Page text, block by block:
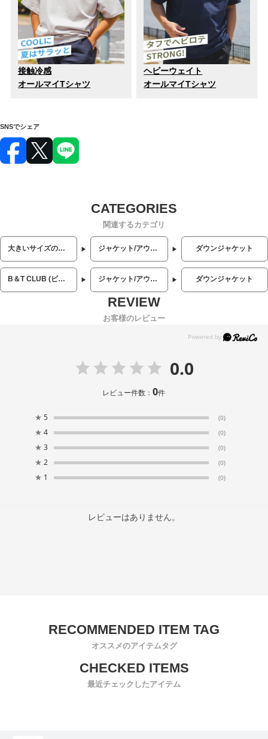
接触冷感
オールマイTシャツ
ヘビーウェイト
オールマイTシャツ
SNSでシェア
関連するカテゴリ
大きいサイズのメンズ服 ジャケット/アウター ダウンジャケット
B＆T CLUB (ビーアンドティークラブ) ジャケット/アウター ダウンジャケット
お客様のレビュー
0.0
レビュー件数：0件
★ 5 (0)
★ 4 (0)
★ 3 (0)
★ 2 (0)
★ 1 (0)
レビューはありません。
オススメのアイテムタグ
最近チェックしたアイテム